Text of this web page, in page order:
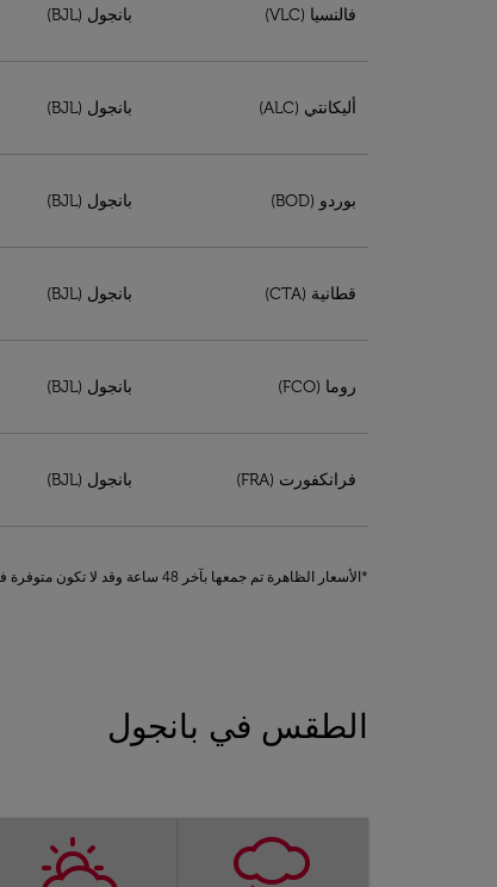
فالنسيا (VLC) بانجول (BJL)
أليكانتي (ALC) بانجول (BJL)
بوردو (BOD) بانجول (BJL)
قطانية (CTA) بانجول (BJL)
روما (FCO) بانجول (BJL)
فرانكفورت (FRA) بانجول (BJL)
*الأسعار الظاهرة تم جمعها بآخر 48 ساعة وقد لا تكون متوفرة في وقت الحجز. تطبق الرسوم على الخدمات الإضافية.
الطقس في بانجول